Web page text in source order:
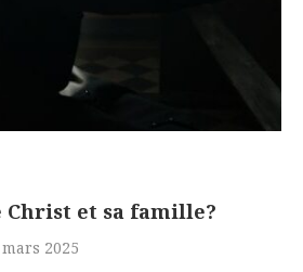
et sa famille?
2025